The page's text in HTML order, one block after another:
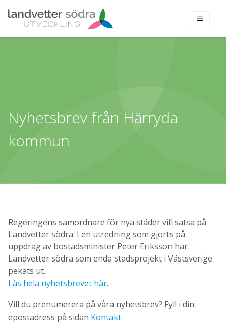
Nyhetsbrev från Härryda
kommun
Regeringens samordnare för nya städer vill satsa på
Landvetter södra. I en utredning som gjorts på
uppdrag av bostadsminister Peter Eriksson har
Landvetter södra som enda stadsprojekt i Västsverige
pekats ut.
Läs hela nyhetsbrevet här.
Vill du prenumerera på våra nyhetsbrev? Fyll i din
epostadress på sidan Kontakt.